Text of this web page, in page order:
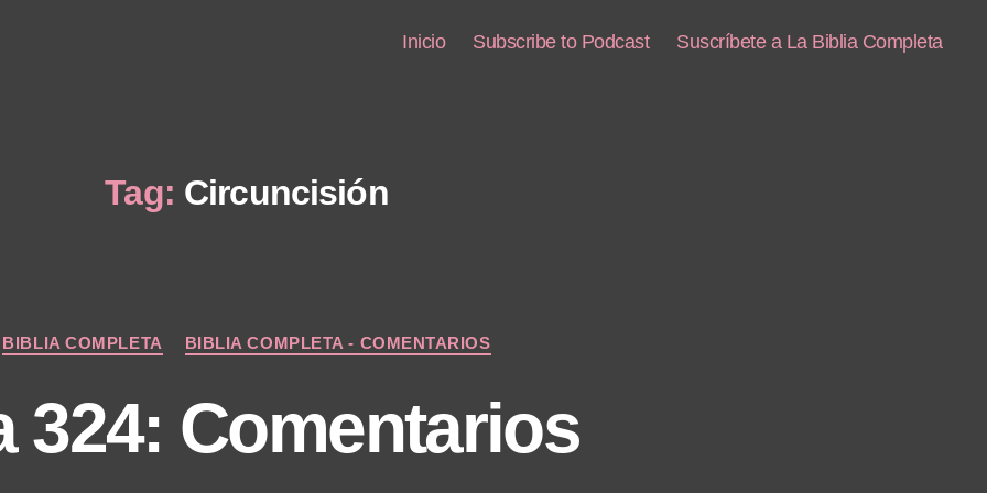
Inicio Subscribe to Podcast Suscríbete a La Biblia Completa
Tag: Circuncisión
Categories
BIBLIA COMPLETA BIBLIA COMPLETA - COMENTARIOS
324: Comentarios